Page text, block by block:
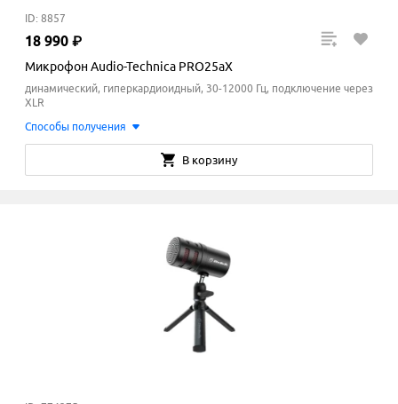
ID: 8857
18 990 ₽
Микрофон Audio-Technica PRO25aX
динамический, гиперкардиоидный, 30-12000 Гц, подключение через
XLR
Способы получения
В корзину